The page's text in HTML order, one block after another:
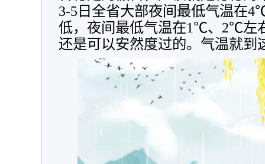
3-5日全省大部夜间最低气温在
低，夜间最低气温在1℃、2℃左
还是可以安然度过的。气温就到